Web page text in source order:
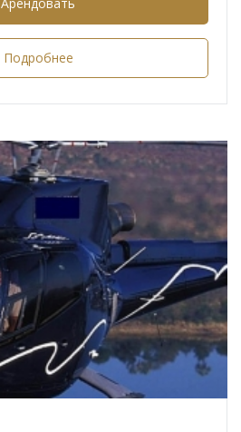
Подробнее